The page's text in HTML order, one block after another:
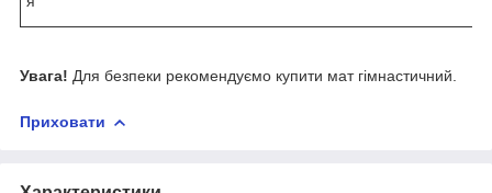
Увага! Для безпеки рекомендуємо купити мат гімнастичний.
Приховати